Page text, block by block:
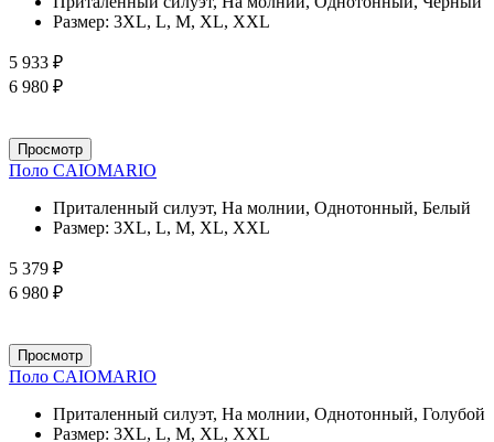
Размер: 3XL, L, M, XL, XXL
5 933 ₽
6 980 ₽
Просмотр
Поло CAIOMARIO
Приталенный силуэт, На молнии, Однотонный, Белый
Размер: 3XL, L, M, XL, XXL
5 379 ₽
6 980 ₽
Просмотр
Поло CAIOMARIO
Приталенный силуэт, На молнии, Однотонный, Голубой
Размер: 3XL, L, M, XL, XXL